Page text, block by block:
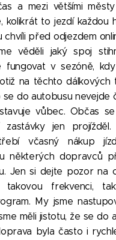
a mezi většími
kolikrát to jezdí každou
chvíli před odjezdem
věděli jaký spoj
fungovat v sezóně,
na těchto dálkových
se do autobusu nevejde
vůbec. Občas
zastávky jen
včasný nákup
některých dopravců
Jen si dejte pozor na
takovou frekvenci,
My jsme
měli jistotu, že se do
byla často i